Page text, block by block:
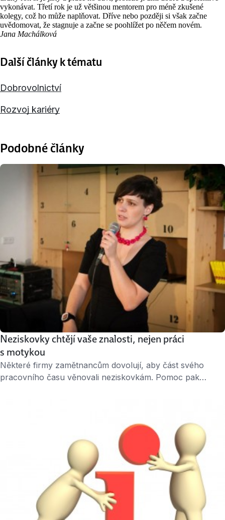
vykonávat. Třetí rok je už většinou mentorem pro méně zkušené
kolegy, což ho může naplňovat. Dříve nebo později si však začne
uvědomovat, že stagnuje a začne se poohlížet po něčem novém.
Jana Machálková
Další články k tématu
Dobrovolnictví
Rozvoj kariéry
Podobné články
Neziskovky chtějí vaše znalosti, nejen práci
s motykou
Některé firmy zamětnancům dovolují, aby část svého
pracovního času věnovali neziskovkám. Pomoc pak
dovedností?“ ptá se Adéla Jansová z portálu Um sem um
tam, na kterém lidé najdou příležitosti věnovat se
dobrovolnictví skrz to, co …